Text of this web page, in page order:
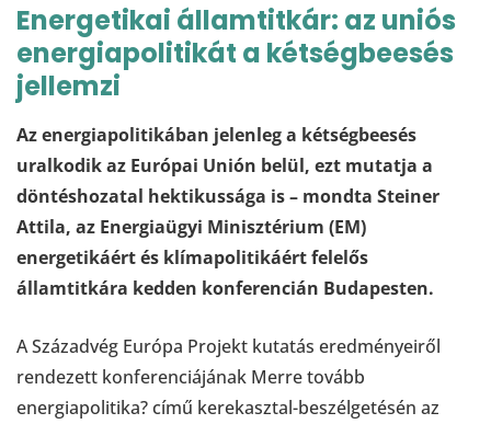
Energetikai államtitkár: az uniós
energiapolitikát a kétségbeesés
jellemzi
Az energiapolitikában jelenleg a kétségbeesés
uralkodik az Európai Unión belül, ezt mutatja a
döntéshozatal hektikussága is – mondta Steiner
Attila, az Energiaügyi Minisztérium (EM)
energetikáért és klímapolitikáért felelős
államtitkára kedden konferencián Budapesten.
A Századvég Európa Projekt kutatás eredményeiről
rendezett konferenciájának Merre tovább
energiapolitika? című kerekasztal-beszélgetésén az